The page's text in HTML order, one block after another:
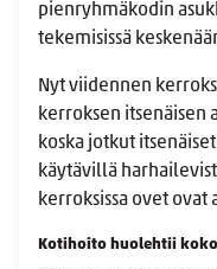
pienryhmäkodin
tekemisissä
Nyt viidennen
kerroksen itsenäisen
koska jotkut
käytävillä
kerroksissa ovet ovat
Kotihoito huolehtii